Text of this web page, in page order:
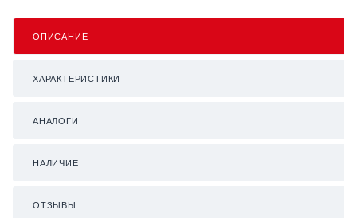
ОПИСАНИЕ
ХАРАКТЕРИСТИКИ
АНАЛОГИ
НАЛИЧИЕ
ОТЗЫВЫ